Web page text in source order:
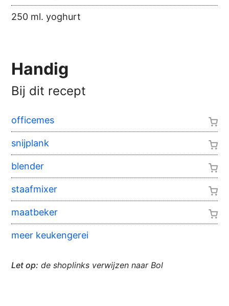
250 ml. yoghurt
Handig
Bij dit recept
officemes
snijplank
blender
staafmixer
maatbeker
meer keukengerei
Let op: de shoplinks verwijzen naar Bol